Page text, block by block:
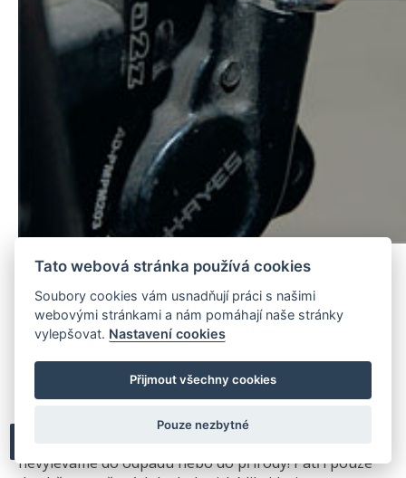
Šroub s citem utáhneme – pozor na přetažení, hrozí
poškození závitu – a zaslepíme otvor v páce. Vše
důkladně otřeme. K vystředění destiček dojde také
automaticky po nasazení kola a několikerým
zmáčknutí brzdové páky. Pozor na vytékající kapalinu,
aby se nedostala na destičky – hrozí jejich
znehodnocení!
nevyléváme do odpadu nebo do přírody! Patří pouze
Tato webová stránka používá cookies
Soubory cookies vám usnadňují práci s našimi
webovými stránkami a nám pomáhají naše stránky
vylepšovat. Nastavení cookies
Přijmout všechny cookies
Pouze nezbytné